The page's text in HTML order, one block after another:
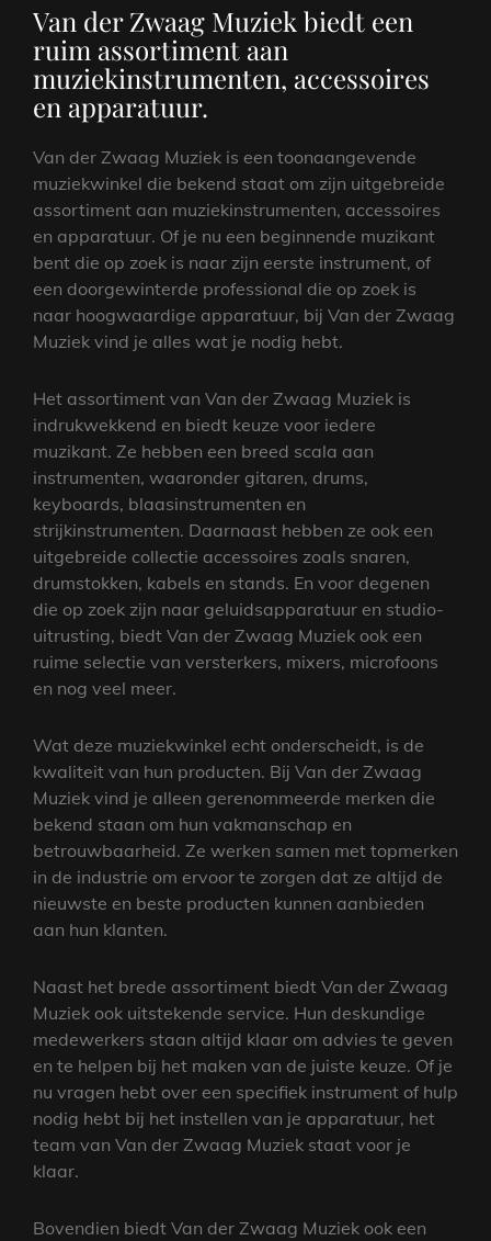
Van der Zwaag Muziek biedt een
ruim assortiment aan
muziekinstrumenten, accessoires
en apparatuur.
Van der Zwaag Muziek is een toonaangevende
muziekwinkel die bekend staat om zijn uitgebreide
assortiment aan muziekinstrumenten, accessoires
en apparatuur. Of je nu een beginnende muzikant
bent die op zoek is naar zijn eerste instrument, of
een doorgewinterde professional die op zoek is
naar hoogwaardige apparatuur, bij Van der Zwaag
Muziek vind je alles wat je nodig hebt.
Het assortiment van Van der Zwaag Muziek is
indrukwekkend en biedt keuze voor iedere
muzikant. Ze hebben een breed scala aan
instrumenten, waaronder gitaren, drums,
keyboards, blaasinstrumenten en
strijkinstrumenten. Daarnaast hebben ze ook een
uitgebreide collectie accessoires zoals snaren,
drumstokken, kabels en stands. En voor degenen
die op zoek zijn naar geluidsapparatuur en studio-
uitrusting, biedt Van der Zwaag Muziek ook een
ruime selectie van versterkers, mixers, microfoons
en nog veel meer.
Wat deze muziekwinkel echt onderscheidt, is de
kwaliteit van hun producten. Bij Van der Zwaag
Muziek vind je alleen gerenommeerde merken die
bekend staan om hun vakmanschap en
betrouwbaarheid. Ze werken samen met topmerken
in de industrie om ervoor te zorgen dat ze altijd de
nieuwste en beste producten kunnen aanbieden
aan hun klanten.
Naast het brede assortiment biedt Van der Zwaag
Muziek ook uitstekende service. Hun deskundige
medewerkers staan altijd klaar om advies te geven
en te helpen bij het maken van de juiste keuze. Of je
nu vragen hebt over een specifiek instrument of hulp
nodig hebt bij het instellen van je apparatuur, het
team van Van der Zwaag Muziek staat voor je
klaar.
Bovendien biedt Van der Zwaag Muziek ook een